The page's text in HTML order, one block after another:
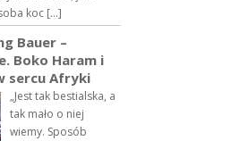
koc […]
Bauer –
Boko Haram i
sercu Afryki
„Jest tak bestialska, a
tak mało o niej
wiemy. Sposób